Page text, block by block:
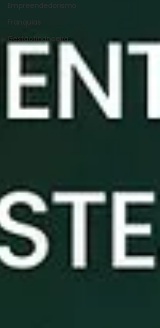
Empreendedorismo
Franquias
Gestãofinanceira